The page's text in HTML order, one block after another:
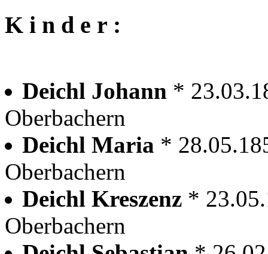
K i n d e r :
Deichl Johann *
Oberbachern
Deichl Maria *
Oberbachern
Deichl Kreszenz *
Oberbachern